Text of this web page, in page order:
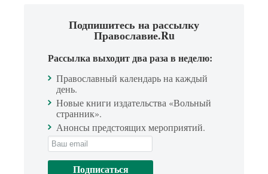
Подпишитесь на рассылку
Православие.Ru
Рассылка выходит два раза в неделю:
Православный календарь на каждый
день.
Новые книги издательства «Вольный
странник».
Анонсы предстоящих мероприятий.